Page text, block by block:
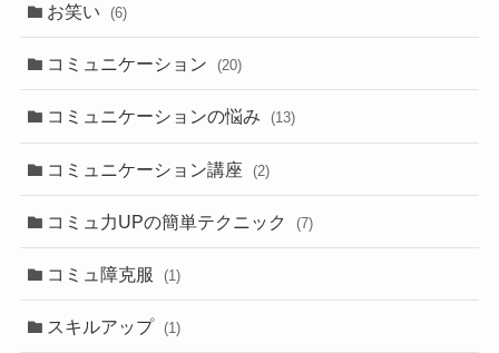
お笑い (6)
コミュニケーション (20)
コミュニケーションの悩み (13)
コミュニケーション講座 (2)
コミュ力UPの簡単テクニック (7)
コミュ障克服 (1)
スキルアップ (1)